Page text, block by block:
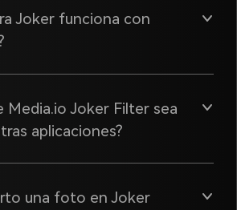
Joker funciona con
Media.io Joker Filter sea
aplicaciones?
una foto en Joker